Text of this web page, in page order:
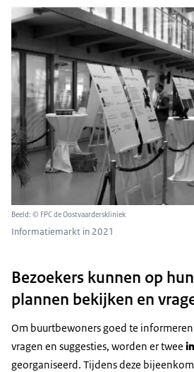
Beeld: © FPC de Oostvaarderskliniek
Informatiemarkt in 2021
Bezoekers kunnen op
plannen bekijken en
Om buurtbewoners goed te
vragen en suggesties, worden er twee
georganiseerd. Tijdens deze